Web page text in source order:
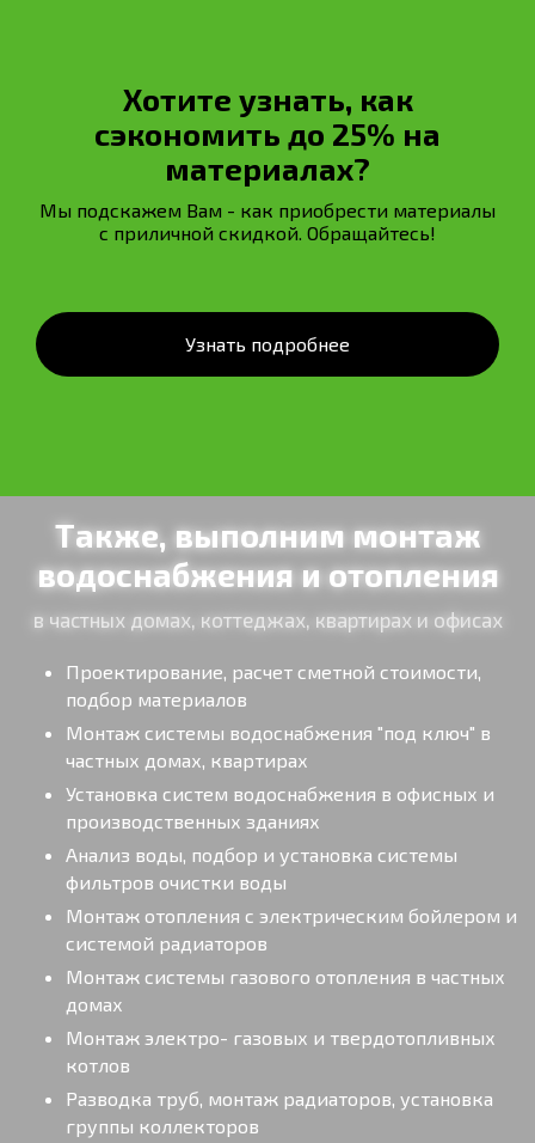
Хотите узнать, как
сэкономить до 25% на
материалах?
Мы подскажем Вам - как приобрести материалы
с приличной скидкой. Обращайтесь!
Узнать подробнее
Также, выполним монтаж
водоснабжения и отопления
в частных домах, коттеджах, квартирах и офисах
Проектирование, расчет сметной стоимости,
подбор материалов
Монтаж системы водоснабжения "под ключ" в
частных домах, квартирах
Установка систем водоснабжения в офисных и
производственных зданиях
Анализ воды, подбор и установка системы
фильтров очистки воды
Монтаж отопления с электрическим бойлером и
системой радиаторов
Монтаж системы газового отопления в частных
домах
Монтаж электро- газовых и твердотопливных
котлов
Разводка труб, монтаж радиаторов, установка
группы коллекторов